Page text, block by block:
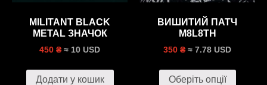
MILITANT BLACK
METAL ЗНАЧОК
450 ₴ ≈ 10 USD
Додати у кошик
ВИШИТИЙ ПАТЧ
M8L8TH
350 ₴ ≈ 7.78 USD
Оберіть опції